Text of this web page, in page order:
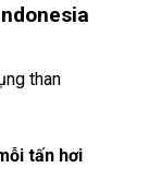
than
tấn hơi